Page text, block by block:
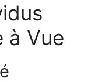
à Vue